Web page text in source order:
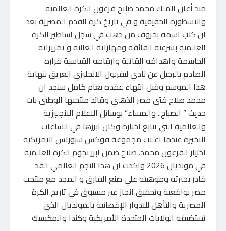
منذ أعلن الملك محمد صلاح فرعون الكرة العالمية
والاسطورة الحقيقية و في تاريخ كرة القدم المصرية بعد
ان كتب اسمه بحروف من ذهب في سجل اساطير الكرة
العالمية بسرعته الفائقة ومهاراته العالية و تمريراته
الحاسمة واهدافه القاتلة وارقامه القياسية قراره
الصادم بالرحيل عن نادي ليفربول الانجليزي العريق بنهاية
هذا الموسم وقبل انتهاء عقده بعام كامل سنجد ان
محمد صلاح فتي مصر الذهبي وقائد منتخبها الوطني بات
حديث ” الصباح.. والمساء” بوسائل الاعلام الانجليزية
والعالمية التي تتابع اخباره وكان ابرزها في الساعات
الاخيرة عندما اعلنت مجموعة فوكس سبورتس الامريكية
اختيار الفرعون محمد. صلاح ضمن ابرز نجوم الكرة العالمية
في مونديال 2026 واكدت ان هذا النجم العالمي الفذ
قادر بخبرته وموهبته علي صنع الفارق و المجد مع منتخب
مصر بواقعية وتحقيق انجاز غير مسبوق في تاريخ الكرة
المصرية والتأهل للادوار الإقصائية بالمونديال الذي
تستضيفه الولايات المتحدة الأمريكية وكندا والمكسيك